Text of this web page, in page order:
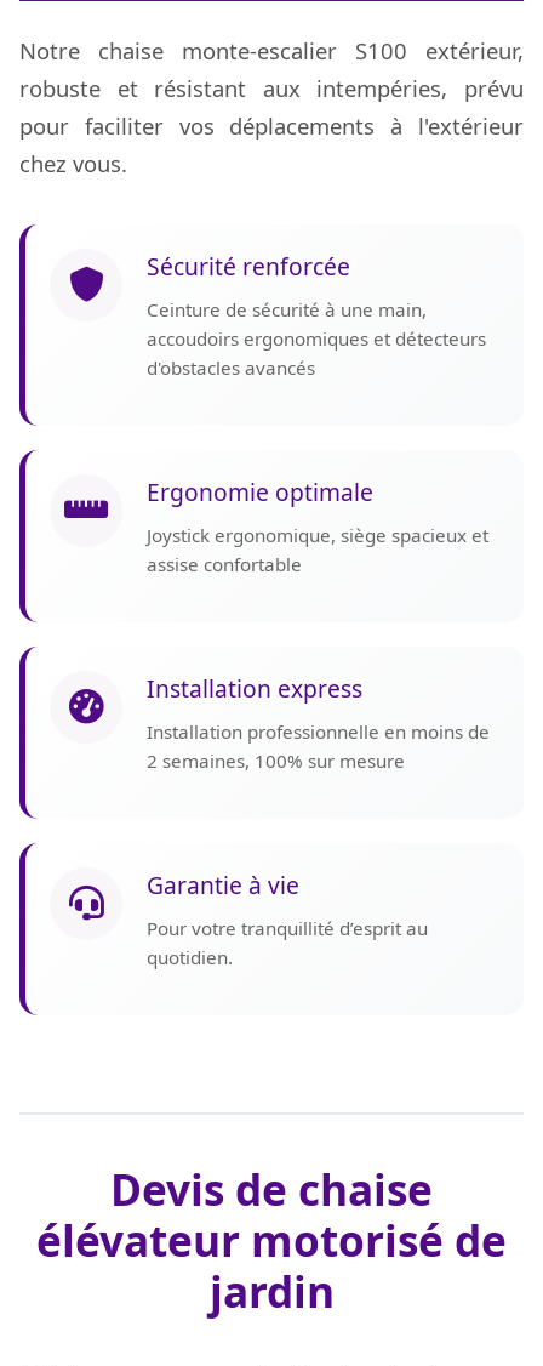
Notre chaise monte-escalier S100 extérieur,
robuste et résistant aux intempéries, prévu
pour faciliter vos déplacements à l'extérieur
chez vous.
Sécurité renforcée
Ceinture de sécurité à une main,
accoudoirs ergonomiques et détecteurs
d'obstacles avancés
Ergonomie optimale
Joystick ergonomique, siège spacieux et
assise confortable
Installation express
Installation professionnelle en moins de
2 semaines, 100% sur mesure
Garantie à vie
Pour votre tranquillité d’esprit au
quotidien.
Devis de chaise
élévateur motorisé de
jardin